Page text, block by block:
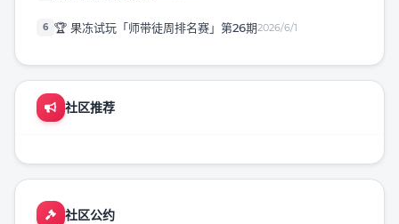
6 🏆 果冻试玩「师带徒周排名赛」第26期2026/6/1
社区推荐
社区公约